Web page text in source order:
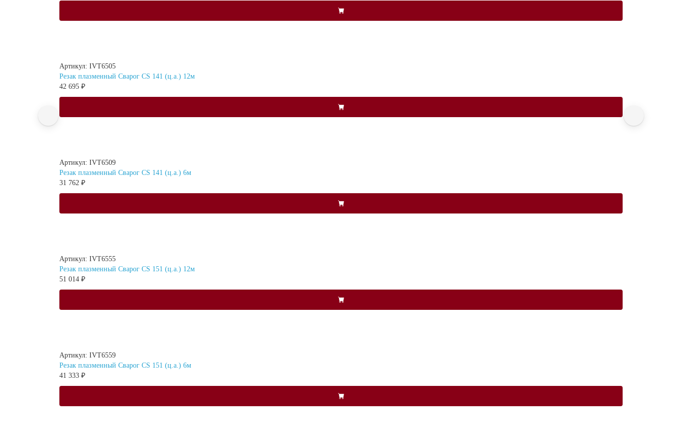
Артикул: IVT6505
Резак плазменный Сварог CS 141 (ц.а.) 12м
42 695 ₽
Артикул: IVT6509
Резак плазменный Сварог CS 141 (ц.а.) 6м
31 762 ₽
Артикул: IVT6555
Резак плазменный Сварог CS 151 (ц.а.) 12м
51 014 ₽
Артикул: IVT6559
Резак плазменный Сварог CS 151 (ц.а.) 6м
41 333 ₽